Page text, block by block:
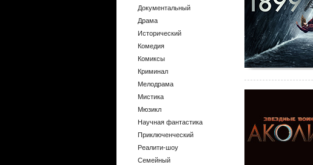
Документальный
Драма
Исторический
Комедия
Комиксы
Криминал
Мелодрама
Мистика
Мюзикл
Научная фантастика
Приключенческий
Реалити-шоу
Семейный